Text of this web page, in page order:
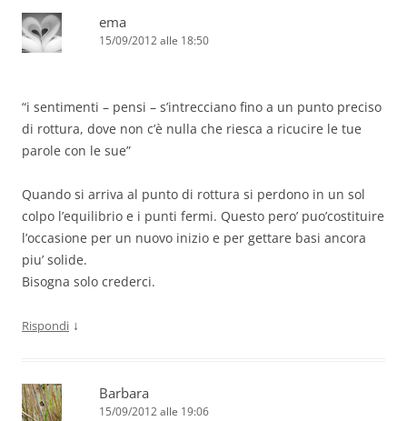
ema
15/09/2012 alle 18:50
“i sentimenti – pensi – s’intrecciano fino a un punto preciso
di rottura, dove non c’è nulla che riesca a ricucire le tue
parole con le sue”
Quando si arriva al punto di rottura si perdono in un sol
colpo l’equilibrio e i punti fermi. Questo pero’ puo’costituire
l’occasione per un nuovo inizio e per gettare basi ancora
piu’ solide.
Bisogna solo crederci.
Rispondi ↓
Barbara
15/09/2012 alle 19:06